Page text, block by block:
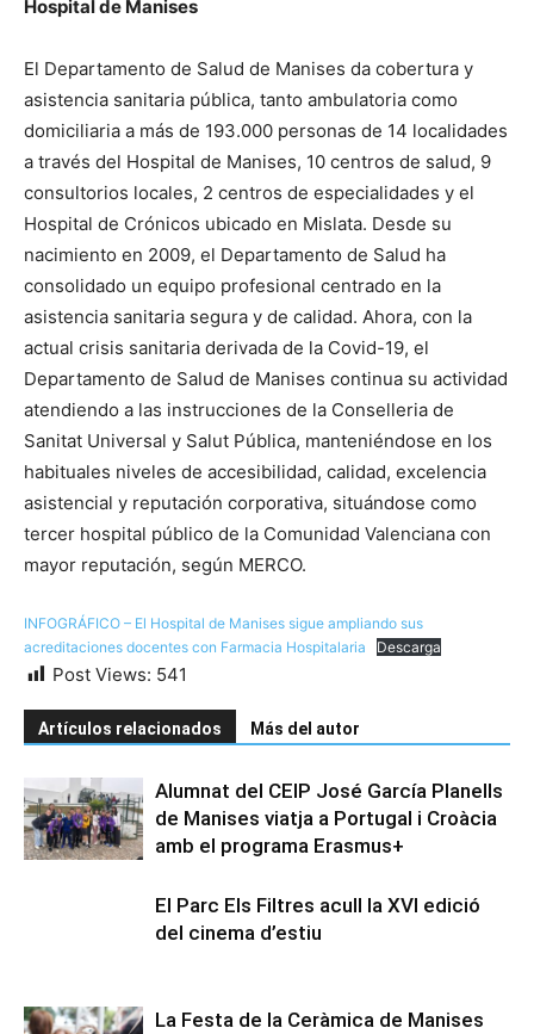
Hospital de Manises
El Departamento de Salud de Manises da cobertura y
asistencia sanitaria pública, tanto ambulatoria como
domiciliaria a más de 193.000 personas de 14 localidades
a través del Hospital de Manises, 10 centros de salud, 9
consultorios locales, 2 centros de especialidades y el
Hospital de Crónicos ubicado en Mislata. Desde su
nacimiento en 2009, el Departamento de Salud ha
consolidado un equipo profesional centrado en la
asistencia sanitaria segura y de calidad. Ahora, con la
actual crisis sanitaria derivada de la Covid-19, el
Departamento de Salud de Manises continua su actividad
atendiendo a las instrucciones de la Conselleria de
Sanitat Universal y Salut Pública, manteniéndose en los
habituales niveles de accesibilidad, calidad, excelencia
asistencial y reputación corporativa, situándose como
tercer hospital público de la Comunidad Valenciana con
mayor reputación, según MERCO.
INFOGRÁFICO – El Hospital de Manises sigue ampliando sus
acreditaciones docentes con Farmacia Hospitalaria
Descarga
Post Views: 541
Artículos relacionados Más del autor
Alumnat del CEIP José García Planells
de Manises viatja a Portugal i Croàcia
amb el programa Erasmus+
El Parc Els Filtres acull la XVI edició
del cinema d’estiu
La Festa de la Ceràmica de Manises